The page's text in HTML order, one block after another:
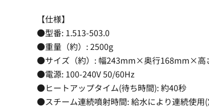
【仕様】
●型番: 1.513-503.0
●重量（約）: 2500g
●サイズ（約）: 幅243mm×奥行168mm×高
●電源: 100-240V 50/60Hz
●ヒートアップタイム(待ち時間): 約40秒
●スチーム連続噴射時間: 給水により連続使用